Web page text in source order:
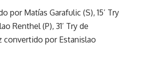
por Matías Garafulic (S), 15’ Try
Renthel (P), 31’ Try de
convertido por Estanislao